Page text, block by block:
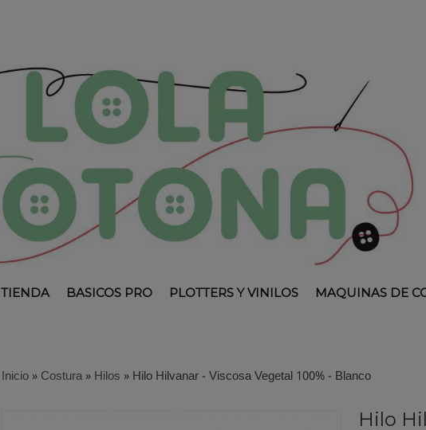
TIENDA BASICOS PRO PLOTTERS Y VINILOS MAQUINAS DE
Inicio»Costura»Hilos »Hilo Hilvanar - Viscosa Vegetal 100% - Blanco
Hilo